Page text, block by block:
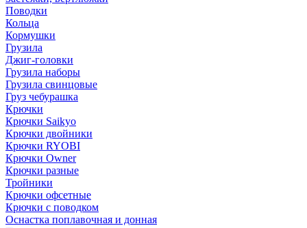
Поводки
Кольца
Кормушки
Грузила
Джиг-головки
Грузила наборы
Грузила свинцовые
Груз чебурашка
Крючки
Крючки Saikyo
Крючки двойники
Крючки RYOBI
Крючки Owner
Крючки разные
Тройники
Крючки офсетные
Крючки с поводком
Оснастка поплавочная и донная